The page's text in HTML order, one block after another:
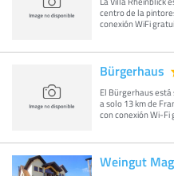
centro de la
conexión WiFi
Bürgerhaus
El Bürgerhaus
a solo 13 km de
con conexión Wi-Fi
Weingut